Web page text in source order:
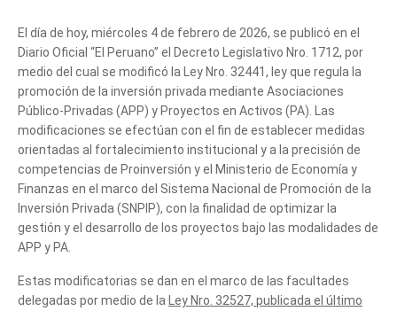
El día de hoy, miércoles 4 de febrero de 2026, se publicó en el
Diario Oficial “El Peruano” el Decreto Legislativo Nro. 1712, por
medio del cual se modificó la Ley Nro. 32441, ley que regula la
promoción de la inversión privada mediante Asociaciones
Público-Privadas (APP) y Proyectos en Activos (PA). Las
modificaciones se efectúan con el fin de establecer medidas
orientadas al fortalecimiento institucional y a la precisión de
competencias de Proinversión y el Ministerio de Economía y
Finanzas en el marco del Sistema Nacional de Promoción de la
Inversión Privada (SNPIP), con la finalidad de optimizar la
gestión y el desarrollo de los proyectos bajo las modalidades de
APP y PA.
Estas modificatorias se dan en el marco de las facultades
delegadas por medio de la
Ley Nro. 32527, publicada el último